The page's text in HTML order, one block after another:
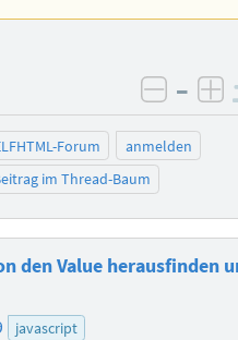
–
Forum
anmelden
im Thread-Baum
den Value herausfinden
javascript